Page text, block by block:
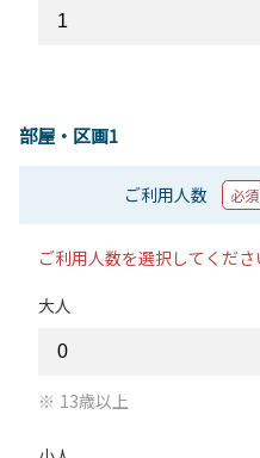
部屋・区画1
ご利用人数 必須
ご利用人数を選択してくださ
大人
13歳以上